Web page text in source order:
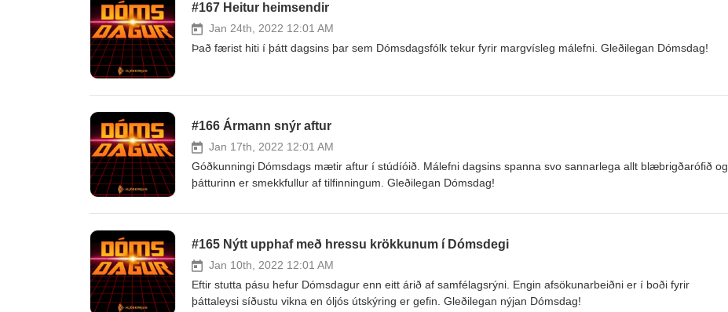
#167 Heitur heimsendir
Jan 24th, 2022 12:01 AM
Það færist hiti í þátt dagsins þar sem Dómsdagsfólk tekur fyrir margvísleg málefni. Gleðilegan Dómsdag!
#166 Ármann snýr aftur
Jan 17th, 2022 12:01 AM
Góðkunningi Dómsdags mætir aftur í stúdíóið. Málefni dagsins spanna svo sannarlega allt blæbrigðarófið og
þátturinn er smekkfullur af tilfinningum. Gleðilegan Dómsdag!
#165 Nýtt upphaf með hressu krökkunum í Dómsdegi
Jan 10th, 2022 12:01 AM
Eftir stutta pásu hefur Dómsdagur enn eitt árið af samfélagsrýni. Engin afsökunarbeiðni er í boði fyrir
þáttaleysi síðustu vikna en óljós útskýring er gefin. Gleðilegan nýjan Dómsdag!